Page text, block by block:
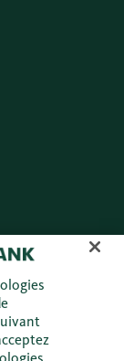
Youtube